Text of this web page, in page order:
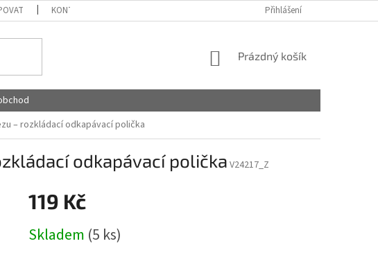
KONTAKTY PODMÍNKY OCHRANY OSOBNÍCH
Přihlášení
NÁKUPNÍ
Prázdný košík
– rozkládací odkapávací polička
odkapávací polička V24217_Z
119 Kč
cena:
Skladem (5 ks)